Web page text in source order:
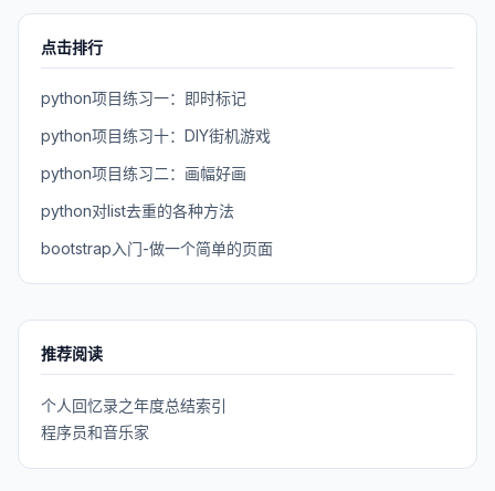
点击排行
python项目练习一：即时标记
python项目练习十：DIY街机游戏
python项目练习二：画幅好画
python对list去重的各种方法
bootstrap入门-做一个简单的页面
推荐阅读
个人回忆录之年度总结索引
程序员和音乐家